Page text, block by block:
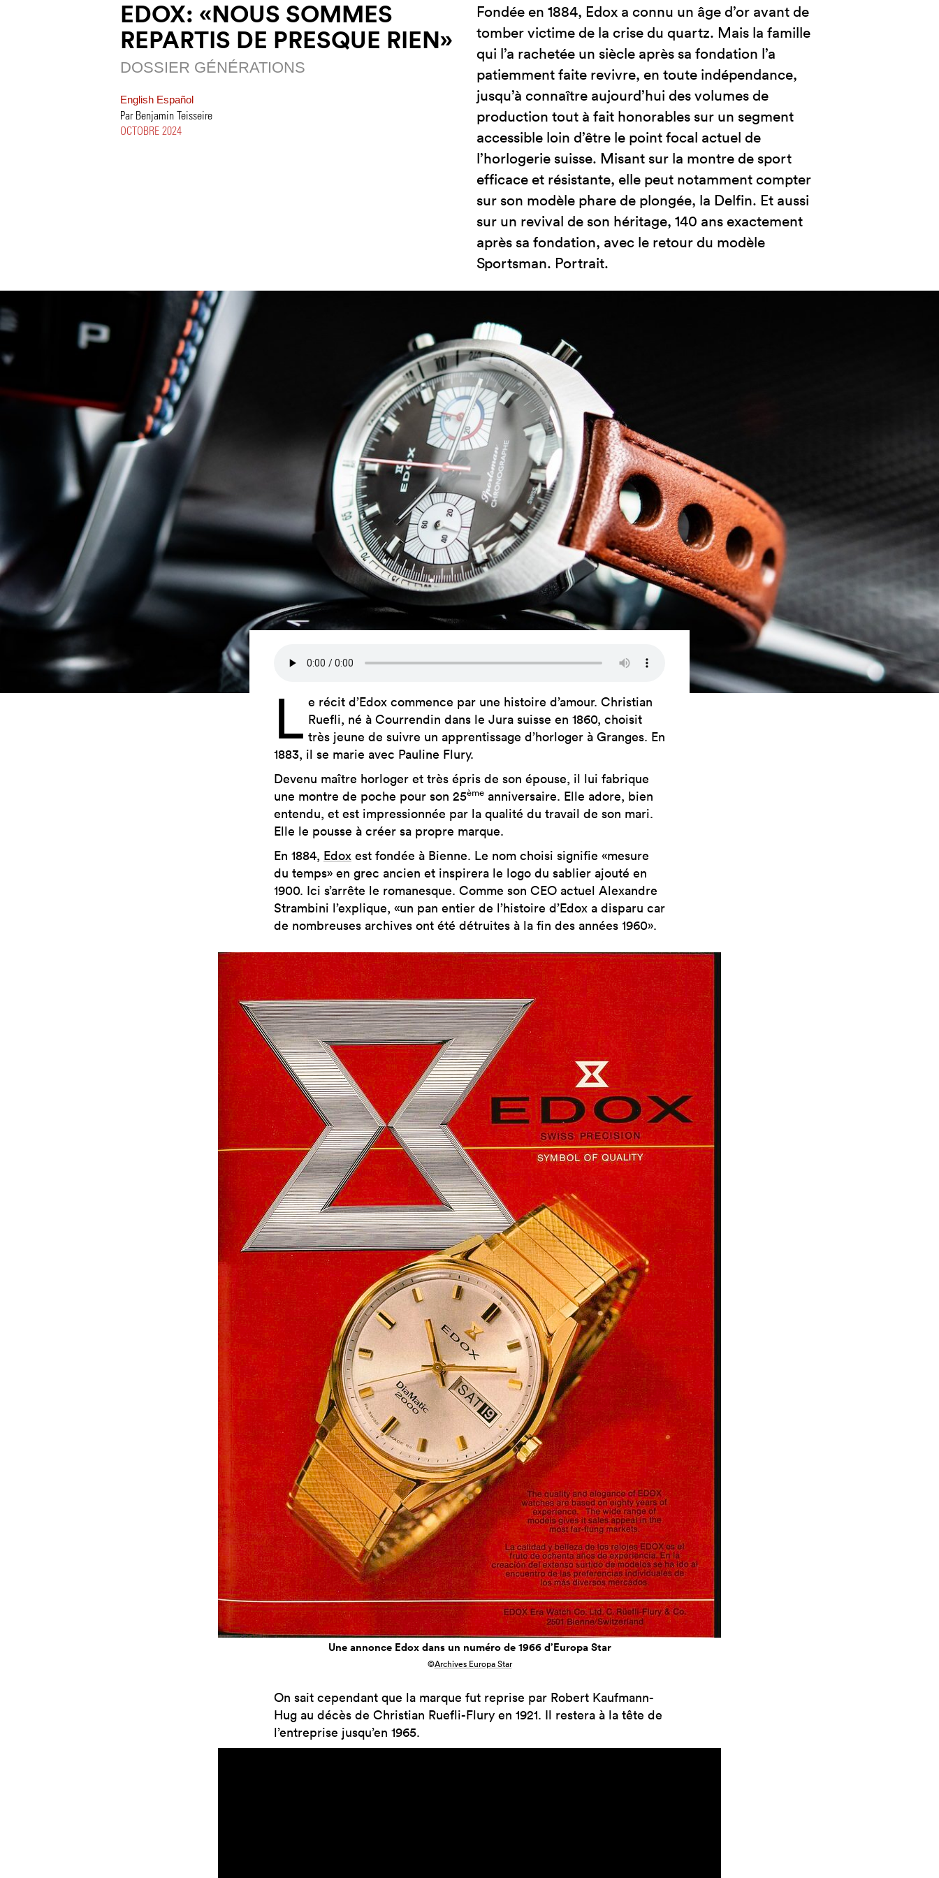
EDOX: «NOUS SOMMES
REPARTIS DE PRESQUE RIEN»
DOSSIER GÉNÉRATIONS
English Español
Par Benjamin Teisseire
OCTOBRE 2024
Fondée en 1884, Edox a connu un âge d’or avant de
tomber victime de la crise du quartz. Mais la famille
qui l’a rachetée un siècle après sa fondation l’a
patiemment faite revivre, en toute indépendance,
jusqu’à connaître aujourd’hui des volumes de
production tout à fait honorables sur un segment
accessible loin d’être le point focal actuel de
l’horlogerie suisse. Misant sur la montre de sport
efficace et résistante, elle peut notamment compter
sur son modèle phare de plongée, la Delfin. Et aussi
sur un revival de son héritage, 140 ans exactement
après sa fondation, avec le retour du modèle
Sportsman. Portrait.
L e récit d’Edox commence par une histoire d’amour. Christian
Ruefli, né à Courrendin dans le Jura suisse en 1860, choisit
très jeune de suivre un apprentissage d’horloger à Granges. En
1883, il se marie avec Pauline Flury.
Devenu maître horloger et très épris de son épouse, il lui fabrique
une montre de poche pour son 25ème anniversaire. Elle adore, bien
entendu, et est impressionnée par la qualité du travail de son mari.
Elle le pousse à créer sa propre marque.
En 1884, Edox est fondée à Bienne. Le nom choisi signifie «mesure
du temps» en grec ancien et inspirera le logo du sablier ajouté en
1900. Ici s’arrête le romanesque. Comme son CEO actuel Alexandre
Strambini l’explique, «un pan entier de l’histoire d’Edox a disparu car
de nombreuses archives ont été détruites à la fin des années 1960».
Une annonce Edox dans un numéro de 1966 d’Europa Star
©Archives Europa Star
On sait cependant que la marque fut reprise par Robert Kaufmann-
Hug au décès de Christian Ruefli-Flury en 1921. Il restera à la tête de
l’entreprise jusqu’en 1965.